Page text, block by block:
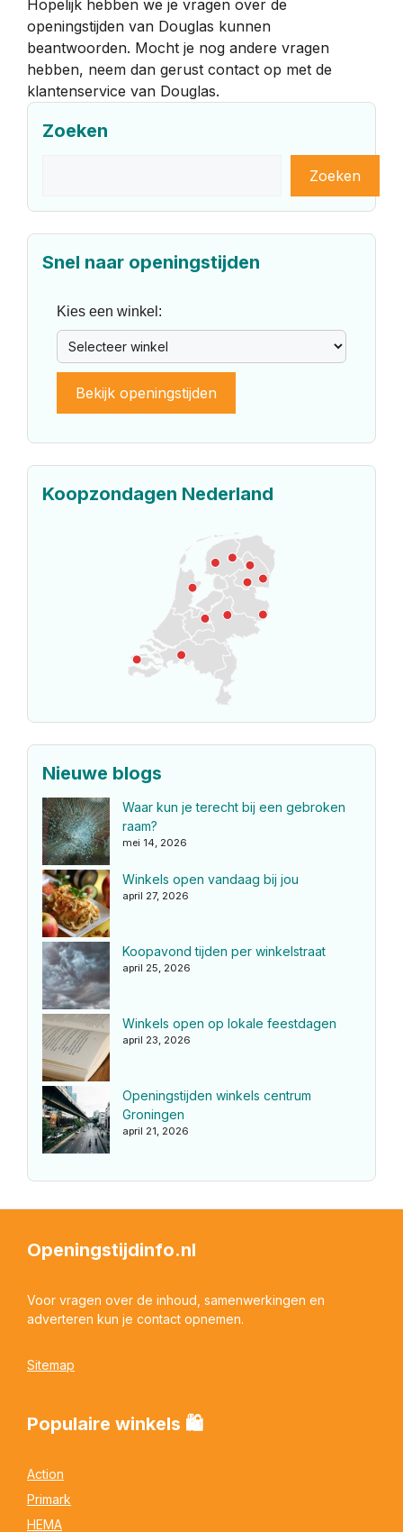
Hopelijk hebben we je vragen over de
openingstijden van Douglas kunnen
beantwoorden. Mocht je nog andere vragen
hebben, neem dan gerust contact op met de
klantenservice van Douglas.
Zoeken
Zoeken
Snel naar openingstijden
Kies een winkel:
Bekijk openingstijden
Koopzondagen Nederland
Nieuwe blogs
Waar kun je terecht bij een gebroken
raam?
mei 14, 2026
Winkels open vandaag bij jou
april 27, 2026
Koopavond tijden per winkelstraat
april 25, 2026
Winkels open op lokale feestdagen
april 23, 2026
Openingstijden winkels centrum
Groningen
april 21, 2026
Openingstijdinfo.nl
Voor vragen over de inhoud, samenwerkingen en
adverteren kun je contact opnemen.
Sitemap
Populaire winkels 🛍
Action
Primark
HEMA